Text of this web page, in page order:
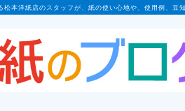
松本洋紙店のスタッフが、紙の使い心地や、使用例、豆